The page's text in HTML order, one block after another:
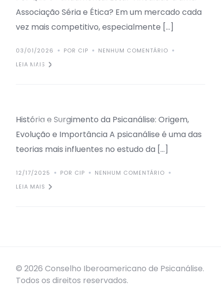
Associação Séria e Ética? Em um mercado cada
vez mais competitivo, especialmente […]
03/01/2026 POR CIP
NENHUM COMENTÁRIO
LEIA MAIS
ARTIGOS
História e Surgimento da
História e Surgimento da Psicanálise: Origem,
Evolução e Importância A psicanálise é uma das
teorias mais influentes no estudo da […]
12/17/2025 POR CIP
NENHUM COMENTÁRIO
LEIA MAIS
© 2026 Conselho Iberoamericano de Psicanálise.
Todos os direitos reservados.